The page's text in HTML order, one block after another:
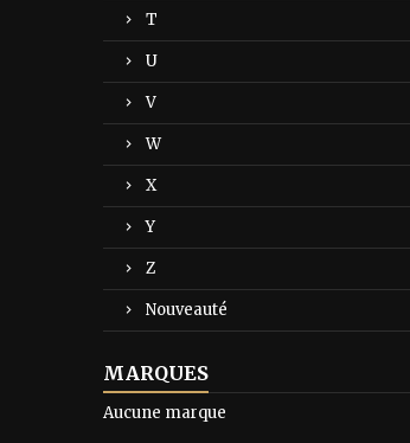
T
U
V
W
X
Y
Z
Nouveauté
MARQUES
Aucune marque